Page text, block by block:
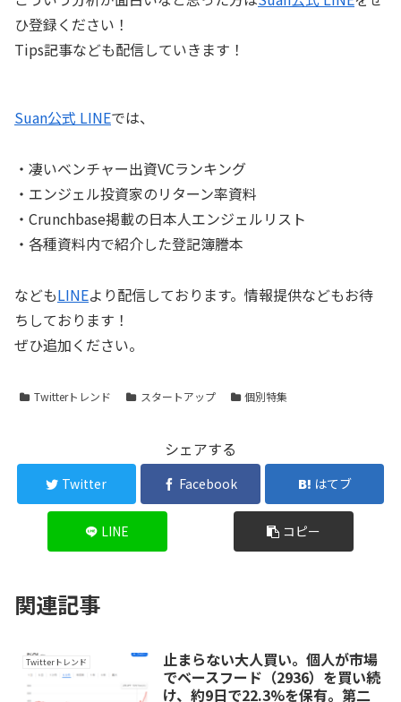
ひ登録ください！
Tips記事なども配信していきます！
Suan公式 LINEでは、
・凄いベンチャー出資VCランキング
・エンジェル投資家のリターン率資料
・Crunchbase掲載の日本人エンジェルリスト
・各種資料内で紹介した登記簿謄本
などもLINEより配信しております。情報提供などもお待
ちしております！
ぜひ追加ください。
Twitterトレンド スタートアップ 個別特集
シェアする
Twitter Facebook はてブ
LINE コピー
関連記事
Twitterトレンド
止まらない大人買い。個人が市場
でベースフード（2936）を買い続
け、約9日で22.3%を保有。第二